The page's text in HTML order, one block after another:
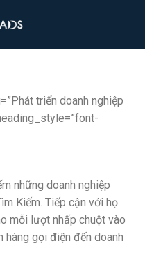
triển doanh nghiệp
những doanh nghiệp
Kiếm. Tiếp cận với họ
mỗi lượt nhấp chuột vào
hàng gọi điện đến doanh